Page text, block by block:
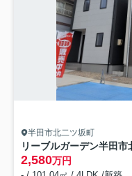
半田市北二ツ坂町
2,580万円